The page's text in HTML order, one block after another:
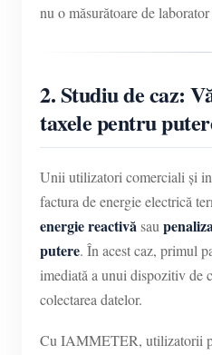
nu o măsurătoare de
2. Studiu de caz:
taxele pentru
Unii utilizatori comerciali și
factura de energie electrică
energie reactivăsau
putere. În acest caz, primul
imediată a unui dispozitiv de
colectarea datelor.
Cu IAMMETER, utilizatorii